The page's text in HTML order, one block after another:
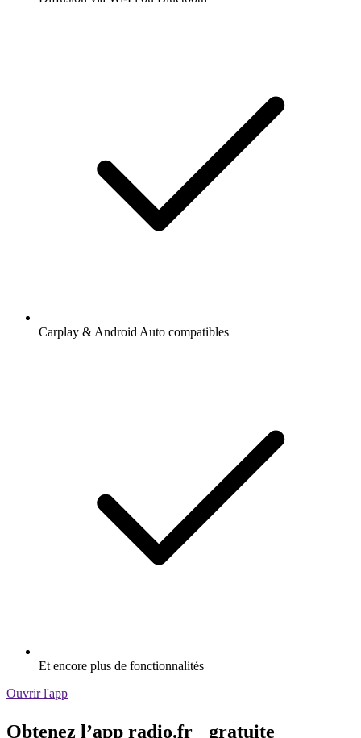
Carplay & Android Auto compatibles
Et encore plus de fonctionnalités
Ouvrir l'app
Obtenez l’app radio.fr gratuite